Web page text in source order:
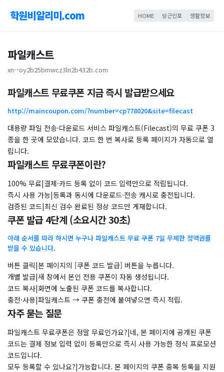
학원비알리미.com HOME 당근인포 생활정보
파일캐스트
xn--oy2b25bmwcz3ln2b432b.com
파일캐스트 무료쿠폰 지금 즉시 발급받으세요
http://maincoupon.com/?number=cp778020&site=filecast
대용량 파일 전송·다운로드 서비스 파일캐스트(Filecast)의 무료 쿠폰 3
종을 한 곳에 모았습니다. 코드 한 번 복사로 등록 페이지가 자동으로 열
립니다.
파일캐스트 무료쿠폰이란?
100% 무료|결제·카드 등록 없이 코드 입력만으로 적립됩니다.
즉시 사용 가능|등록과 동시에 다운로드·전송 캐시로 충전됩니다.
검증된 코드|최신 검수 완료된 정상 코드만 게재합니다.
쿠폰 발급 4단계 (소요시간 30초)
아래 순서를 따라 하시면 누구나 파일캐스트 무료 쿠폰 7일 무제한 정액권를
받을 수 있습니다.
버튼 클릭|본 페이지의 [쿠폰 코드 발급] 버튼을 누릅니다.
개별 발급|새 창에서 본인 전용 쿠폰이 자동 생성됩니다.
코드 복사|화면에 노출된 쿠폰 코드를 복사합니다.
충전·사용|파일캐스트 → 쿠폰 충전에 붙여넣으면 즉시 적립.
자주 묻는 질문
파일캐스트 무료쿠폰은 정말 무료인가요?|네, 본 페이지에 공개된 쿠폰
코드는 결제 정보 입력 없이 등록만으로 즉시 사용 가능한 정식 프로모션
코드입니다.
모두 등록할 수 있나요?|가능합니다. 본 페이지의 쿠폰 중복 등록을 지원